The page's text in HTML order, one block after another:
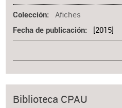
Colección Afiches
Fecha de publicación [2015]
Biblioteca CPAU